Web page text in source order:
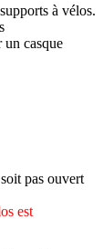
à vélos.
un casque
pas ouvert
est